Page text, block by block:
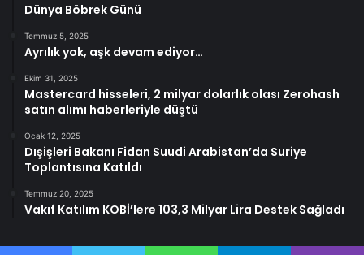
Dünya Böbrek Günü
Temmuz 5, 2025
Ayrılık yok, aşk devam ediyor…
Ekim 31, 2025
Mastercard hisseleri, 2 milyar dolarlık olası Zerohash
satın alımı haberleriyle düştü
Ocak 12, 2025
Dışişleri Bakanı Fidan Suudi Arabistan’da Suriye
Toplantısına Katıldı
Temmuz 20, 2025
Vakıf Katılım KOBİ’lere 103,3 Milyar Lira Destek Sağladı